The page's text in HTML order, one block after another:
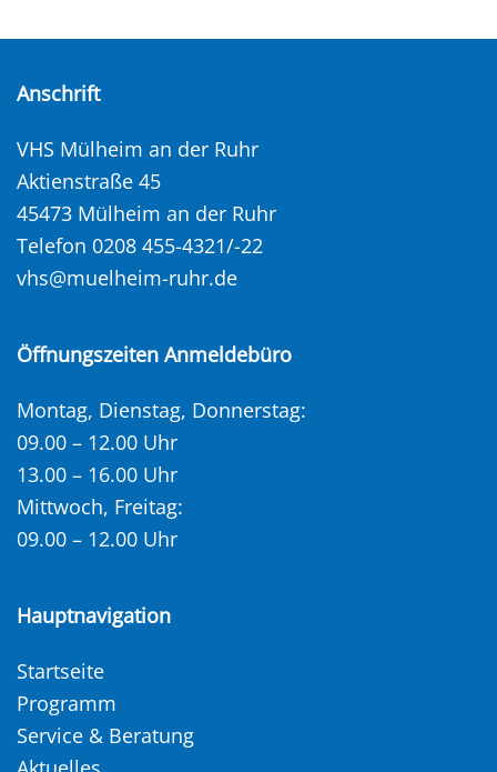
Anschrift
VHS Mülheim an der Ruhr
Aktienstraße 45
45473 Mülheim an der Ruhr
Telefon 0208 455-4321/-22
vhs@muelheim-ruhr.de
Öffnungszeiten Anmeldebüro
Montag, Dienstag, Donnerstag:
09.00 – 12.00 Uhr
13.00 – 16.00 Uhr
Mittwoch, Freitag:
09.00 – 12.00 Uhr
Hauptnavigation
Startseite
Programm
Service & Beratung